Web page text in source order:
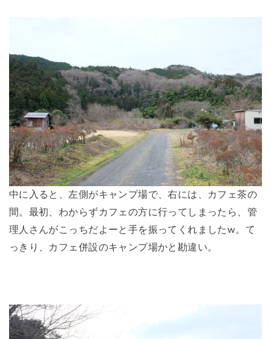
中に入ると、左側がキャンプ場で、右には、カフェ茶の
間。最初、わからずカフェの方に行ってしまったら、管
理人さんがこっちだよーと手を振ってくれましたw。て
っきり、カフェ併設のキャンプ場かと勘違い。